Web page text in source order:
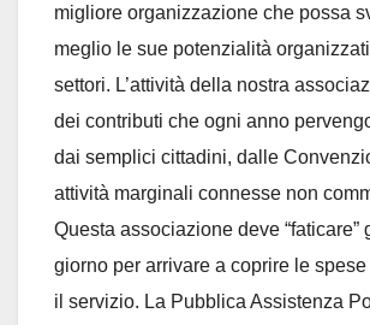
migliore organizzazione che possa
meglio le sue potenzialità
settori. L’attività della nostra
dei contributi che ogni anno
dai semplici cittadini, dalle
attività marginali connesse non
Questa associazione deve “faticare”
giorno per arrivare a coprire le
il servizio. La Pubblica Assistenza